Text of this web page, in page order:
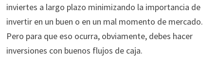
inviertes a largo plazo minimizando la importancia de
invertir en un buen o en un mal momento de mercado.
Pero para que eso ocurra, obviamente, debes hacer
inversiones con buenos flujos de caja.